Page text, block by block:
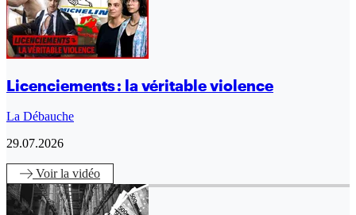
Licenciements : la véritable violence
La Débauche
29.07.2026
Voirla vidéo